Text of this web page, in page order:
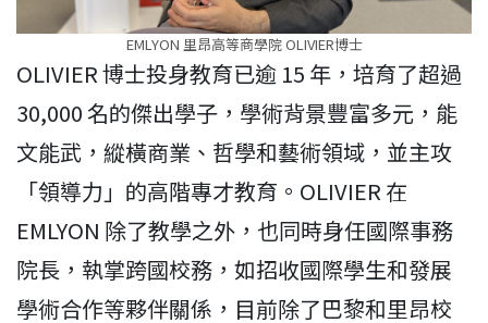
EMLYON 里昂高等商學院 OLIVIER博士
OLIVIER 博士投身教育已逾 15 年，培育了超過
30,000 名的傑出學子，學術背景豐富多元，能
文能武，縱橫商業、哲學和藝術領域，並主攻
「領導力」的高階專才教育。OLIVIER 在
EMLYON 除了教學之外，也同時身任國際事務
院長，執掌跨國校務，如招收國際學生和發展
學術合作等夥伴關係，目前除了巴黎和里昂校